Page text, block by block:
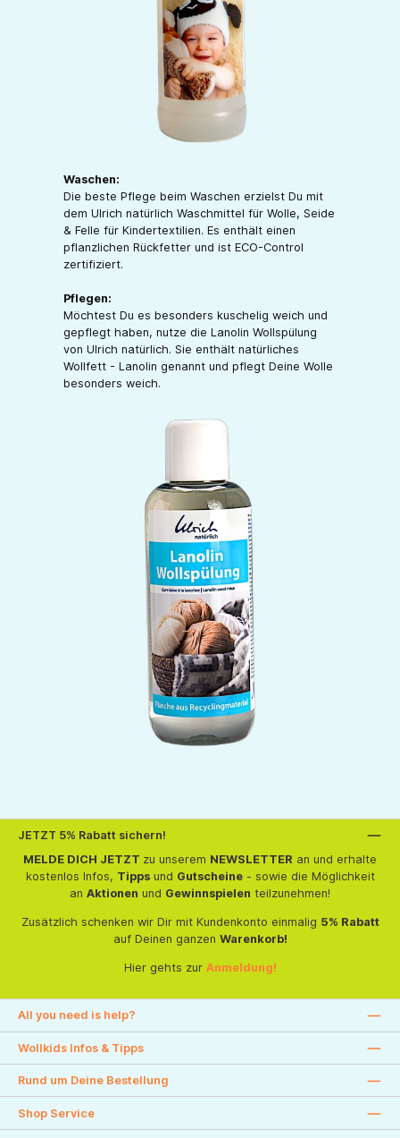
Waschen:
Die beste Pflege beim Waschen erzielst Du mit
dem Ulrich natürlich Waschmittel für Wolle, Seide
& Felle für Kindertextilien. Es enthält einen
pflanzlichen Rückfetter und ist ECO-Control
zertifiziert.
Pflegen:
Möchtest Du es besonders kuschelig weich und
gepflegt haben, nutze die Lanolin Wollspülung
von Ulrich natürlich. Sie enthält natürliches
Wollfett - Lanolin genannt und pflegt Deine Wolle
besonders weich.
JETZT 5% Rabatt sichern!
MELDE DICH JETZT zu unserem NEWSLETTER an und erhalte
kostenlos Infos, Tippsund Gutscheine- sowie die Möglichkeit
an Aktionen und Gewinnspielen teilzunehmen!
Zusätzlich schenken wir Dir mit Kundenkonto einmalig 5% Rabatt
auf Deinen ganzen Warenkorb!
Hier gehts zur Anmeldung!
All you need is help?
Wollkids Infos & Tipps
Rund um Deine Bestellung
Shop Service